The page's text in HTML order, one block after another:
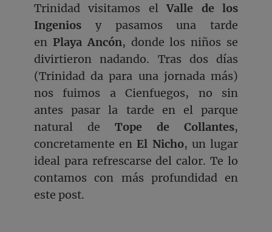
Trinidad visitamos elValle de los
Ingenios y pasamos una tarde
en Playa Ancón, donde los niños se
divirtieron nadando. Tras dos días
(Trinidad da para una jornada más)
nos fuimos a Cienfuegos, no sin
antes pasar la tarde en el parque
natural de Tope de Collantes,
concretamente enEl Nicho, un lugar
ideal para refrescarse del calor. Te lo
contamos con más profundidad en
este post.